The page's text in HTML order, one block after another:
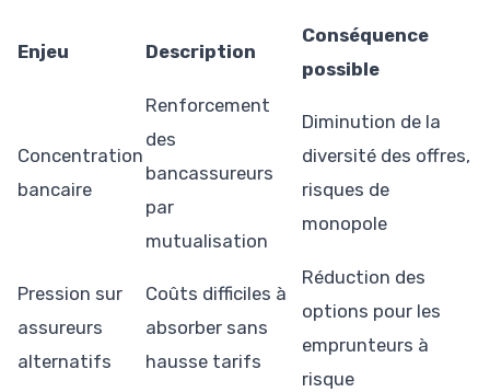
Enjeu Description
Conséquence
possible
Concentration
bancaire
Renforcement
des
bancassureurs
par
mutualisation
Diminution de la
diversité des offres,
risques de
monopole
Pression sur
assureurs
alternatifs
Coûts difficiles à
absorber sans
hausse tarifs
Réduction des
options pour les
emprunteurs à
risque